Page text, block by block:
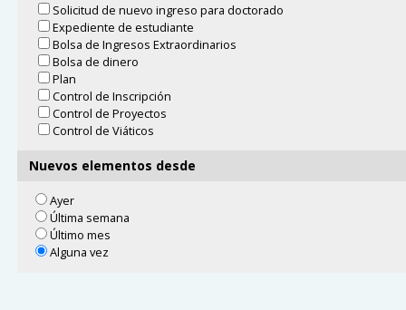
Solicitud de nuevo ingreso para doctorado
Expediente de estudiante
Bolsa de Ingresos Extraordinarios
Bolsa de dinero
Plan
Control de Inscripción
Control de Proyectos
Control de Viáticos
Nuevos elementos desde
Ayer
Última semana
Último mes
Alguna vez